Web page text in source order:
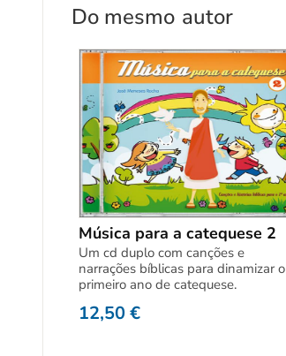
Do mesmo autor
Música para a catequese 2
Um cd duplo com canções e
narrações bíblicas para dinamizar o
primeiro ano de catequese.
12,50€